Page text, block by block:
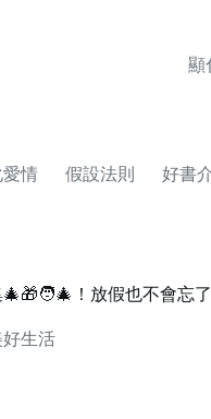
顯
情 假設法則 好書
！放假也不會忘
生活